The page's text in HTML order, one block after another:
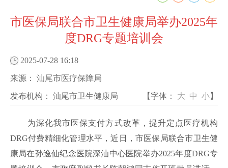
市医保局联合市卫生健康局举办2025年
度DRG专题培训会
2025-07-28 16:18
来源： 汕尾市医疗保障局
发布机构： 汕尾市卫生健康局 【字体： 大 中 小】
为深化我市医保支付方式改革，提升定点医疗机构
DRG付费精细化管理水平，近日，市医保局联合市卫生健
康局在孙逸仙纪念医院深汕中心医院举办2025年度DRG专